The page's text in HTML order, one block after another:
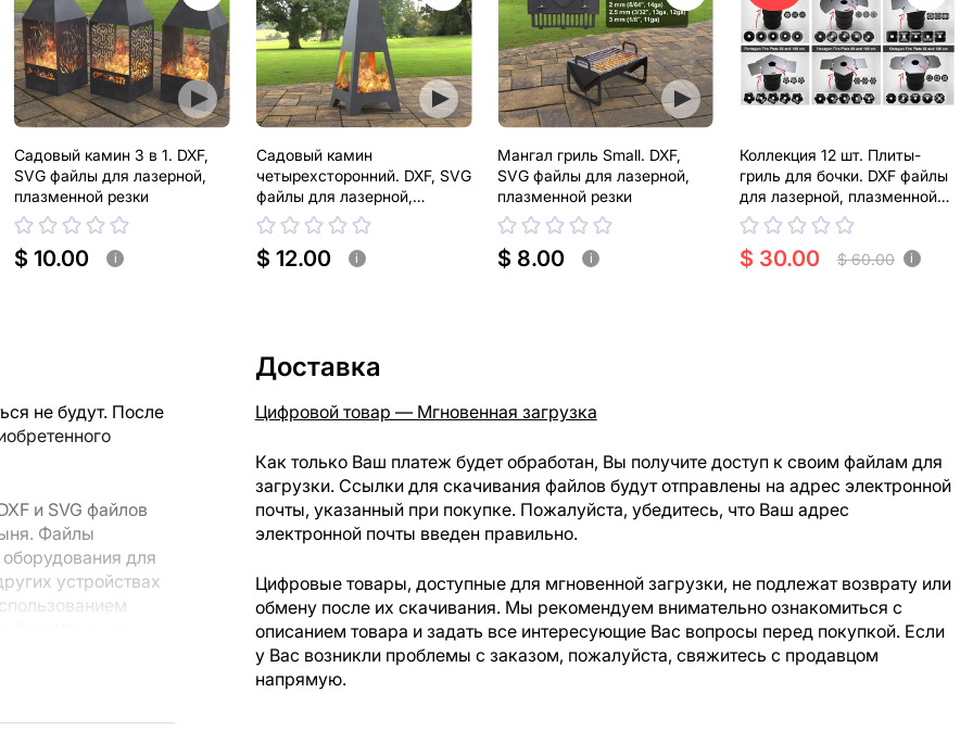
Садовый камин 3 в 1. DXF,
SVG файлы для лазерной,
плазменной резки
$ 10.00 i
Садовый камин
четырехсторонний. DXF, SVG
файлы для лазерной,
плазменной резки
$ 12.00 i
Мангал гриль Small. DXF,
SVG файлы для лазерной,
плазменной резки
$ 8.00 i
Коллекция 12 шт. Плиты-
гриль для бочки. DXF файлы
для лазерной, плазменной
резки. Планча
$ 30.00 $ 60.00 i
не будут. После
и SVG файлов
Файлы
для
устройствах
созданы с
Доставка
Цифровой товар — Мгновенная загрузка
Как только Ваш платеж будет обработан, Вы получите доступ к своим файлам для
загрузки. Ссылки для скачивания файлов будут отправлены на адрес электронной
почты, указанный при покупке. Пожалуйста, убедитесь, что Ваш адрес
электронной почты введен правильно.
Цифровые товары, доступные для мгновенной загрузки, не подлежат возврату или
обмену после их скачивания. Мы рекомендуем внимательно ознакомиться с
описанием товара и задать все интересующие Вас вопросы перед покупкой. Если
у Вас возникли проблемы с заказом, пожалуйста, свяжитесь с продавцом
напрямую.